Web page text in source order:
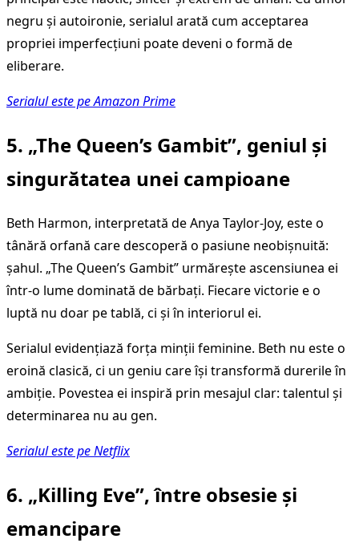
negru și autoironie, serialul arată cum acceptarea
propriei imperfecțiuni poate deveni o formă de
eliberare.
Serialul este pe Amazon Prime
5. „The Queen’s Gambit”, geniul și
singurătatea unei campioane
Beth Harmon, interpretată de Anya Taylor-Joy, este o
tânără orfană care descoperă o pasiune neobișnuită:
șahul. „The Queen’s Gambit” urmărește ascensiunea ei
într-o lume dominată de bărbați. Fiecare victorie e o
luptă nu doar pe tablă, ci și în interiorul ei.
Serialul evidențiază forța minții feminine. Beth nu este o
eroină clasică, ci un geniu care își transformă durerile în
ambiție. Povestea ei inspiră prin mesajul clar: talentul și
determinarea nu au gen.
Serialul este pe Netflix
6. „Killing Eve”, între obsesie și
emancipare